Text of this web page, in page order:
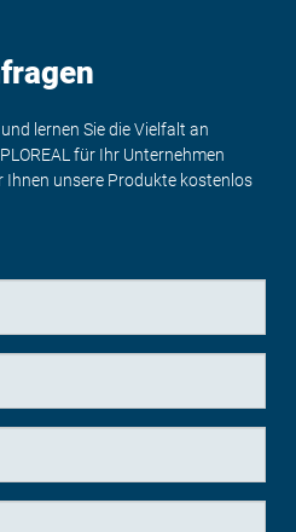
lernen Sie die Vielfalt an
für Ihr Unternehmen
Ihnen unsere Produkte kostenlos